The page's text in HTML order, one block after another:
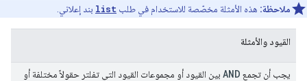
ملاحظة: هذه الأمثلة مخصّصة للاستخدام في طلب list بند إعلاني.
القيود والأمثلة
يجب أن تجمع AND بين القيود أو مجموعات القيود التي تفلتر حقولاً مختلفة أو